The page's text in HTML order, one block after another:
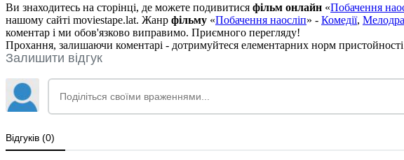
Ви знаходитесь на сторінці, де можете подивитися фільм онлайн «Побачення
нашому сайті moviestape.lat. Жанр фільму «Побачення наосліп» - Комедії,
коментар і ми обов'язково виправимо. Приємного перегляду!
Прохання, залишаючи коментарі - дотримуйтеся елементарних норм